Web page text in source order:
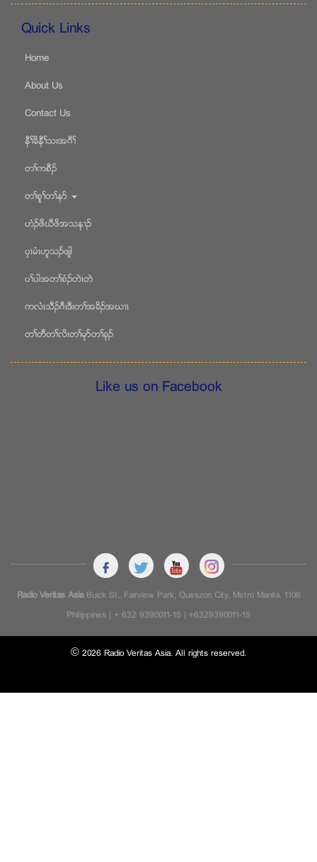
Quick Links
Home
About Us
Contact Us
နီႈခိနီႈသးအဂီႈ
တႈကစီဥ
တႈစူႈတႈနဏ
ဟံဥဖိဃီဖိအသန႕ဥ
ပွၚမံၚဟူသဥဖ်ါ
ပႈပါအတႈစံဥတဲၚတဲ
ကလံၚသီဥဂီၚဒီးတႈအခိဥအဃ႕ၚ
တႈတီတႈလိၚတႈမုဏတႈခုဥ
Like us on Facebook
Radio Veritas AsiaBuick St., Fairview Park, Queszon City, Metro Manila. 1106
Philippines | + 632 9390011-15 | +6329390011-15
© 2026 Radio Veritas Asia. All rights reserved.